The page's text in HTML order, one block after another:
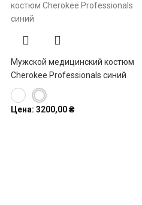
Мужской медицинский костюм
Cherokee Professionals синий
Цена: 3200,00₴